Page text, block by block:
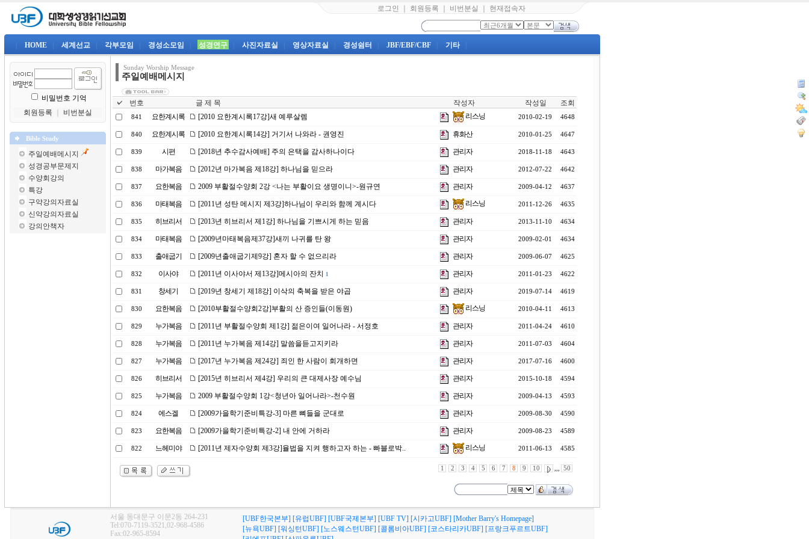
로그인 회원등록 비번분실 현재접속자
HOME 세계선교 각부모임 경성소모임 성경연구 사진자료실 영상자료실 경성쉼터 JBF/EBF/CBF 기타
비밀번호 기억
회원등록
비번분실
Bible Study
주일예배메시지
성경공부문제지
수양회강의
특강
구약강의자료실
신약강의자료실
강의안책자
Sunday Worship Message
주일예배메시지
번호 글 제 목 작성자 작성일 조회
841 요한계시록 [2010 요한계시록17강]새 예루살렘 리스닝 2010-02-19 4648
840 요한계시록 [2010 요한계시록14강] 거기서 나와라 - 권영진 휴화산 2010-01-25 4647
839 시편 [2018년 추수감사예배] 주의 은택을 감사하나이다 관리자 2018-11-18 4643
838 마가복음 [2012년 마가복음 제18강] 하나님을 믿으라 관리자 2012-07-22 4642
837 요한복음 2009 부활절수양회 2강 <나는 부활이요 생명이니>-원규연 관리자 2009-04-12 4637
836 마태복음 [2011년 성탄 메시지 제3강]하나님이 우리와 함께 계시다 리스닝 2011-12-26 4635
835 히브리서 [2013년 히브리서 제1강] 하나님을 기쁘시게 하는 믿음 관리자 2013-11-10 4634
834 마태복음 [2009년마태복음제37강]새끼 나귀를 탄 왕 관리자 2009-02-01 4634
833 출애굽기 [2009년출애굽기제9강] 혼자 할 수 없으리라 관리자 2009-06-07 4625
832 이사야 [2011년 이사야서 제13강]메시아의 잔치 1 관리자 2011-01-23 4622
831 창세기 [2019년 창세기 제18강] 이삭의 축복을 받은 야곱 관리자 2019-07-14 4619
830 요한복음 [2010부활절수양회2강]부활의 산 증인들(이동원) 리스닝 2010-04-11 4613
829 누가복음 [2011년 부활절수양회 제1강] 젊은이여 일어나라 - 서정호 관리자 2011-04-24 4610
828 누가복음 [2011년 누가복음 제14강] 말씀을듣고지키라 관리자 2011-07-03 4604
827 누가복음 [2017년 누가복음 제24강] 죄인 한 사람이 회개하면 관리자 2017-07-16 4600
826 히브리서 [2015년 히브리서 제4강] 우리의 큰 대제사장 예수님 관리자 2015-10-18 4594
825 누가복음 2009 부활절수양회 1강<청년아 일어나라>-천수원 관리자 2009-04-13 4593
824 에스겔 [2009가을학기준비특강-3] 마른 뼈들을 군대로 관리자 2009-08-30 4590
823 요한복음 [2009가을학기준비특강-2] 내 안에 거하라 관리자 2009-08-23 4589
822 느헤미야 [2011년 제자수양회 제3강]율법을 지켜 행하고자 하는 - 빠블로박.. 리스닝 2011-06-13 4585
1 2 3 4 5 6 7 8 9 10 ,,, 50
서울 동대문구 이문2동 264-231
Tel:070-7119-3521,02-968-4586
Fax:02-965-8594
[UBF한국본부] [유럽UBF] [UBF국제본부] [UBF TV] [시카고UBF] [Mother Barry's Homepage]
[뉴욕UBF] [워싱턴UBF] [노스웨스턴UBF] [콜롬비아UBF] [코스타리카UBF] [프랑크푸르트UBF]